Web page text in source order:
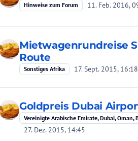
Hinweise zum Forum 11. Feb. 2016,
Mietwagenrundreise
Route
Sonstiges Afrika 17. Sept. 2015, 16:18
Goldpreis Dubai
Vereinigte Arabische Emirate, Dubai, Oman,
27. Dez. 2015, 14:45